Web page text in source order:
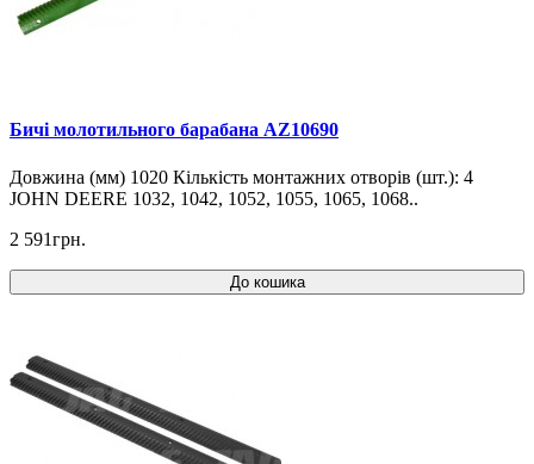
Бичі молотильного барабана AZ10690
Довжина (мм) 1020 Кількість монтажних отворів (шт.): 4
JOHN DEERE 1032, 1042, 1052, 1055, 1065, 1068..
2 591грн.
До кошика